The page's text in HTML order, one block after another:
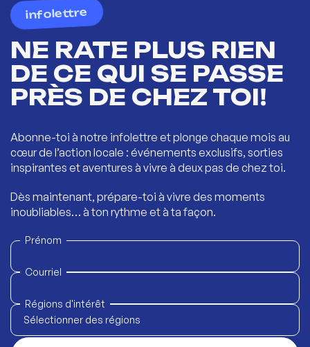
infolettre
NE RATE PLUS RIEN
DE CE QUI SE PASSE
PRÈS DE CHEZ TOI!
Abonne-toi à notre infolettre et plonge chaque mois au
cœur de l’action locale : événements exclusifs, sorties
inspirantes et aventures à vivre à deux pas de chez toi.
Dès maintenant, prépare-toi à vivre des moments
inoubliables… à ton rythme et à ta façon.
Prénom
Courriel
Régions d'intérêt
Sélectionner des régions